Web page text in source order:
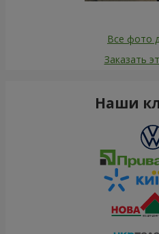
Все фото
Заказать
Наши